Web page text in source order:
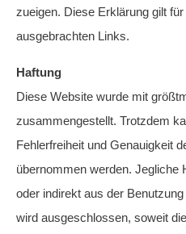
zueigen. Diese Erklärung gilt
ausgebrachten Links.
Haftung
Diese Website wurde mit
zusammengestellt. Trotzdem
Fehlerfreiheit und Genauigkeit
übernommen werden. Jegliche
oder indirekt aus der
wird ausgeschlossen, soweit